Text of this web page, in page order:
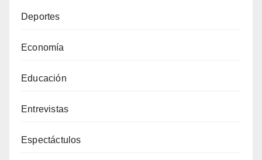
Deportes
Economía
Educación
Entrevistas
Espectáctulos